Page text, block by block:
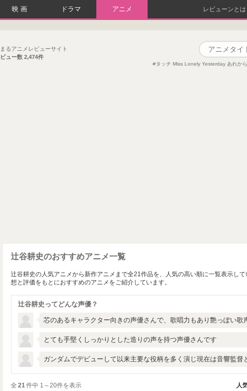
映画 ドラマ アニメ レビューンとは
るアニメレビューサイト
ュー数 2,474件
タッチ Miss Lonely Yesterday あれか
辻谷耕史のおすすめアニメ一覧
辻谷耕史の人気アニメから新作アニメまで全21作品を、人気の高い順に一覧表示し
想と評価をもとにおすすめのアニメをご紹介しています。
辻谷耕史ってどんな声優？
芯のあるキャラクター向きの声優さんで、歌唱力もあり艶っぽい歌
とても手堅くしっかりとした造りの声を持つ声優さんです
ガンダムでデビューして以来主要な役柄を多く演じ現在は音響監督
全 21件中 1～20件を表示 人
検索